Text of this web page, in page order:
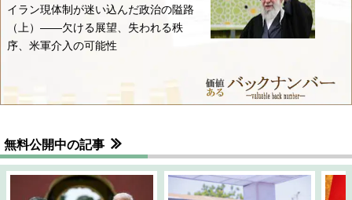
イラン現体制が迷い込んだ政治の隘路
（上）――欠ける展望、失われる秩
序、米軍介入の可能性
無料公開中の記事